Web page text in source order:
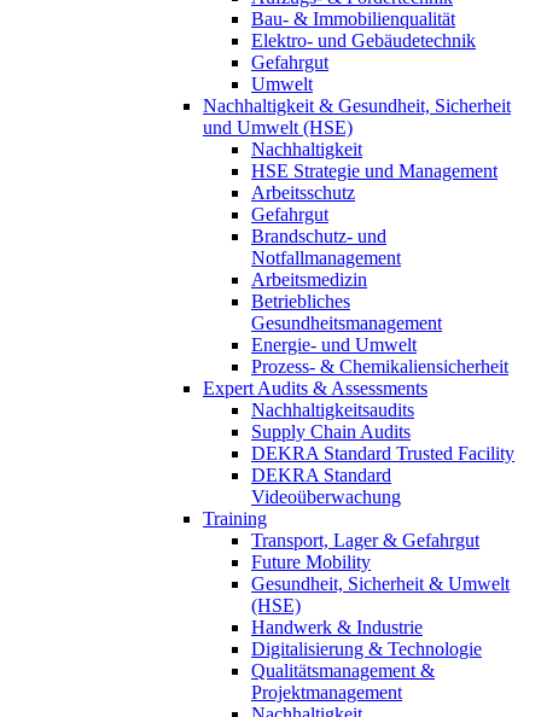
Bau- & Immobilienqualität
Elektro- und Gebäudetechnik
Gefahrgut
Umwelt
Nachhaltigkeit & Gesundheit, Sicherheit
und Umwelt (HSE)
Nachhaltigkeit
HSE Strategie und Management
Arbeitsschutz
Gefahrgut
Brandschutz- und
Notfallmanagement
Arbeitsmedizin
Betriebliches
Gesundheitsmanagement
Energie- und Umwelt
Prozess- & Chemikaliensicherheit
Expert Audits & Assessments
Nachhaltigkeitsaudits
Supply Chain Audits
DEKRA Standard Trusted Facility
DEKRA Standard
Videoüberwachung
Training
Transport, Lager & Gefahrgut
Future Mobility
Gesundheit, Sicherheit & Umwelt
(HSE)
Handwerk & Industrie
Digitalisierung & Technologie
Qualitätsmanagement &
Projektmanagement